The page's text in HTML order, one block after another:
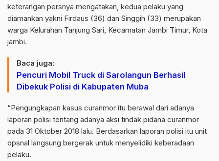
keterangan persnya mengatakan, kedua pelaku yang
diamankan yakni Firdaus (36) dan Singgih (33) merupakan
warga Kelurahan Tanjung Sari, Kecamatan Jambi Timur, Kota
jambi.
Baca juga:
Pencuri Mobil Truck di Sarolangun Berhasil
Dibekuk Polisi di Kabupaten Muba
“Pengungkapan kasus curanmor itu berawal dari adanya
laporan polisi tentang adanya aksi tindak pidana curanmor
pada 31 Oktober 2018 lalu. Berdasarkan laporan polisi itu unit
opsnal langsung bergerak untuk menyelidiki keberadaan
pelaku.